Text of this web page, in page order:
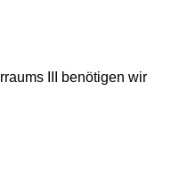
III benötigen wir